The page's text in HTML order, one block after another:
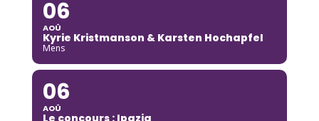
06
AOÛ
Kyrie Kristmanson & Karsten Hochapfel
Mens
06
AOÛ
Le concours : Ipazia